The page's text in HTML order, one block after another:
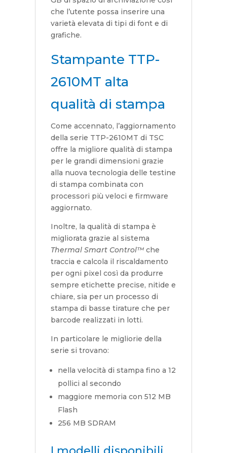
che l’utente possa inserire una
varietà elevata di tipi di font e di
grafiche.
Stampante TTP-
2610MT alta
qualità di stampa
Come accennato, l’aggiornamento
della serie TTP-2610MT di TSC
offre la migliore qualità di stampa
per le grandi dimensioni grazie
alla nuova tecnologia delle testine
di stampa combinata con
processori più veloci e firmware
aggiornato.
Inoltre, la qualità di stampa è
migliorata grazie al sistema
Thermal Smart Control™che
traccia e calcola il riscaldamento
per ogni pixel così da produrre
sempre etichette precise, nitide e
chiare, sia per un processo di
stampa di basse tirature che per
barcode realizzati in lotti.
In particolare le migliorie della
serie si trovano:
nella velocità di stampa fino a 12
pollici al secondo
maggiore memoria con 512 MB
Flash
256 MB SDRAM